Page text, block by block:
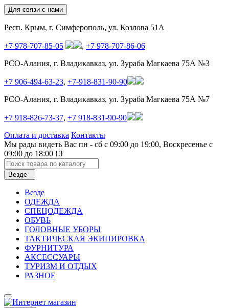
Для связи с нами
Респ. Крым, г. Симферополь, ул. Козлова 51А
+7 978-707-85-05 , +7 978-707-86-06
РСО-Алания, г. Владикавказ, ул. Зураба Магкаева 75А №3
+7 906-494-63-23, +7-918-831-90-90
РСО-Алания, г. Владикавказ, ул. Зураба Магкаева 75А №7
+7 918-826-73-37, +7 918-831-90-90
Оплата и доставка Контакты
Мы рады видеть Вас пн - сб с 09:00 до 19:00, Воскресенье с
09:00 до 18:00 !!!
Везде
Везде
ОДЕЖДА
СПЕЦОДЕЖДА
ОБУВЬ
ГОЛОВНЫЕ УБОРЫ
ТАКТИЧЕСКАЯ ЭКИПИРОВКА
ФУРНИТУРА
АКСЕССУАРЫ
ТУРИЗМ И ОТДЫХ
РАЗНОЕ